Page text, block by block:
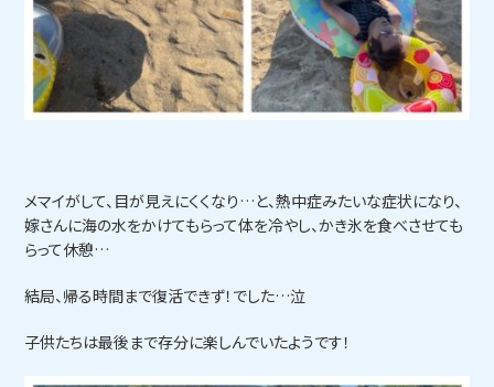
メマイがして、目が見えにくくなり…と、熱中症みたいな症状になり、
嫁さんに海の水をかけてもらって体を冷やし、かき氷を食べさせても
らって休憩…
結局、帰る時間まで復活できず！でした…泣
子供たちは最後まで存分に楽しんでいたようです！